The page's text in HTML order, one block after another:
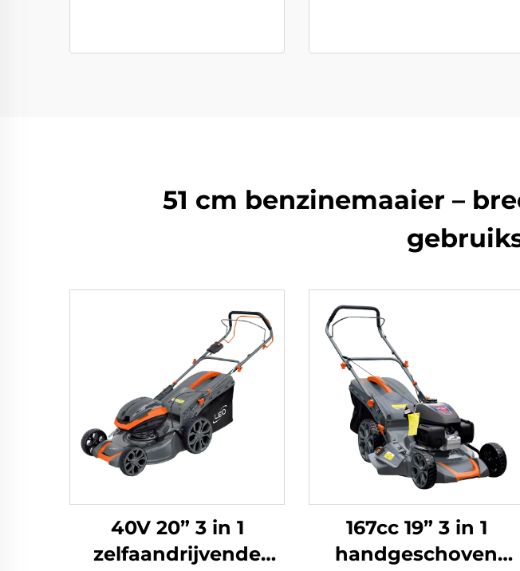
51 cm benzinemaaier –
40V 20” 3 in 1
zelfaandrijvende
167cc 19” 3 in 1
handgeschoven